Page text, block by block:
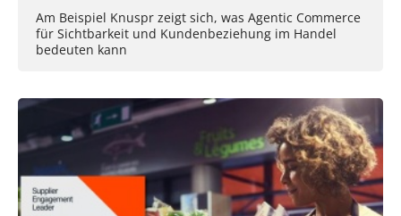
Am Beispiel Knuspr zeigt sich, was Agentic Commerce
für Sichtbarkeit und Kundenbeziehung im Handel
bedeuten kann